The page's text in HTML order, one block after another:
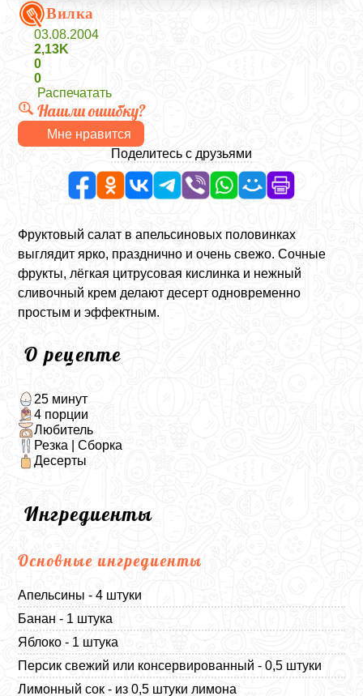
Вилка
03.08.2004
2,13K
0
0
Распечатать
Нашли ошибку?
Мне нравится
Поделитесь с друзьями
Фруктовый салат в апельсиновых половинках
выглядит ярко, празднично и очень свежо. Сочные
фрукты, лёгкая цитрусовая кислинка и нежный
сливочный крем делают десерт одновременно
простым и эффектным.
О рецепте
25 минут
4 порции
Любитель
Резка | Сборка
Десерты
Ингредиенты
Основные ингредиенты
Апельсины - 4 штуки
Банан - 1 штука
Яблоко - 1 штука
Персик свежий или консервированный - 0,5 штуки
Лимонный сок - из 0,5 штуки лимона